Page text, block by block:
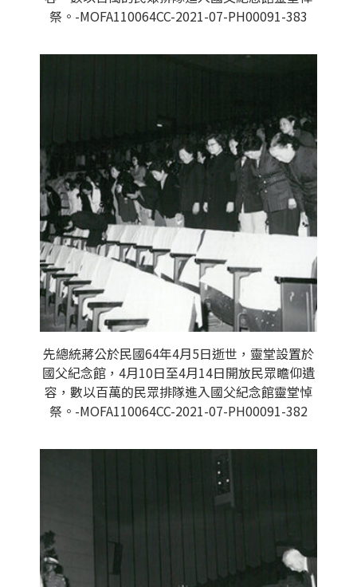
祭。-MOFA110064CC-2021-07-PH00091-383
先總統蔣公於民國64年4月5日逝世，靈堂設置於
國父紀念館，4月10日至4月14日開放民眾瞻仰遺
容，數以百萬的民眾排隊進入國父紀念館靈堂悼
祭。-MOFA110064CC-2021-07-PH00091-382